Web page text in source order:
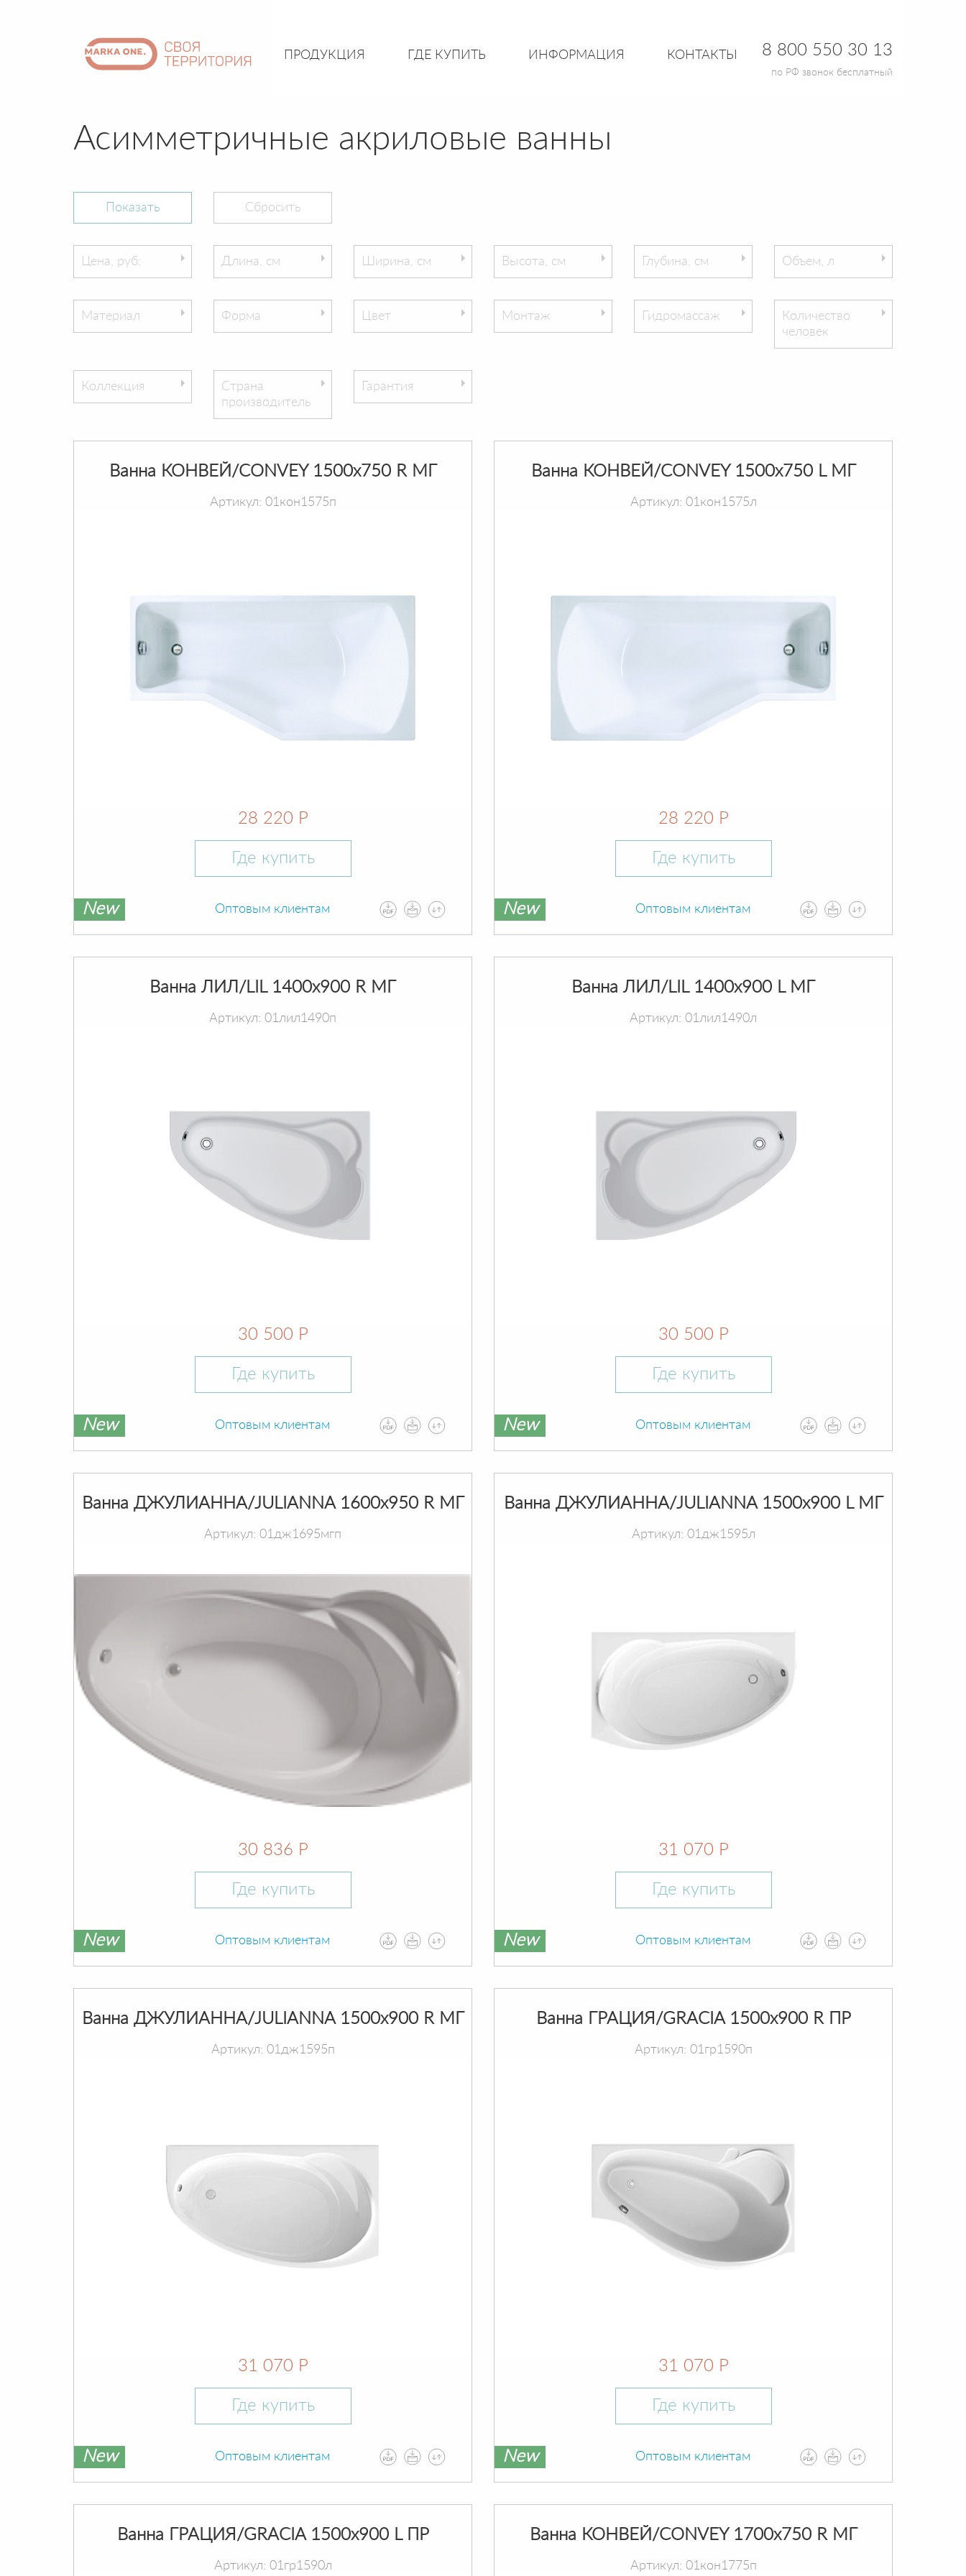
ПРОДУКЦИЯ ГДЕ КУПИТЬ ИНФОРМАЦИЯ КОНТАКТЫ 8 800 550 30 13
по РФ звонок бесплатный
Асимметричные акриловые ванны
Цена, руб: Длина, см Ширина, см Высота, см Глубина, см Объем, л
Материал Форма Цвет Монтаж Гидромассаж
Количество
человек
Коллекция
Страна
производитель
Гарантия
Ванна КОНВЕЙ/CONVEY 1500х750 R МГ
Артикул: 01кон1575п
28 220 Р
Где купить
New Оптовым клиентам
Ванна КОНВЕЙ/CONVEY 1500х750 L МГ
Артикул: 01кон1575л
28 220 Р
Где купить
New Оптовым клиентам
Ванна ЛИЛ/LIL 1400х900 R МГ
Артикул: 01лил1490п
30 500 Р
Где купить
New Оптовым клиентам
Ванна ЛИЛ/LIL 1400х900 L МГ
Артикул: 01лил1490л
30 500 Р
Где купить
New Оптовым клиентам
Ванна ДЖУЛИАННА/JULIANNA 1600х950 R МГ
Артикул: 01дж1695мгп
30 836 Р
Где купить
New Оптовым клиентам
Ванна ДЖУЛИАННА/JULIANNA 1500х900 L МГ
Артикул: 01дж1595л
31 070 Р
Где купить
New Оптовым клиентам
Ванна ДЖУЛИАННА/JULIANNA 1500х900 R МГ
Артикул: 01дж1595п
31 070 Р
Где купить
New Оптовым клиентам
Ванна ГРАЦИЯ/GRACIA 1500х900 R ПР
Артикул: 01гр1590п
31 070 Р
Где купить
New Оптовым клиентам
Ванна ГРАЦИЯ/GRACIA 1500х900 L ПР
Артикул: 01гр1590л
Ванна КОНВЕЙ/CONVEY 1700х750 R МГ
Артикул: 01кон1775п